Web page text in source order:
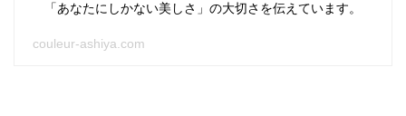
「あなたにしかない美しさ」の大切さを伝えています。
couleur-ashiya.com